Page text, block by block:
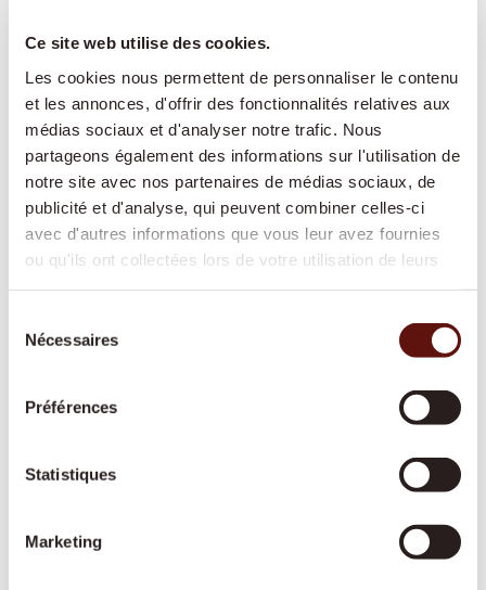
Ce site web utilise des cookies.
Les cookies nous permettent de personnaliser le contenu
et les annonces, d'offrir des fonctionnalités relatives aux
médias sociaux et d'analyser notre trafic. Nous
partageons également des informations sur l'utilisation de
notre site avec nos partenaires de médias sociaux, de
publicité et d'analyse, qui peuvent combiner celles-ci
avec d'autres informations que vous leur avez fournies
ou qu'ils ont collectées lors de votre utilisation de leurs
Nécessaires
Préférences
Statistiques
Marketing
rétablissement.
Garde de nuit
Une présence active ou prête à intervenir
durant la nuit, pour offrir davantage de
Une aide respectueuse pour les soins
assurances-maladie et adaptée à vos besoins.